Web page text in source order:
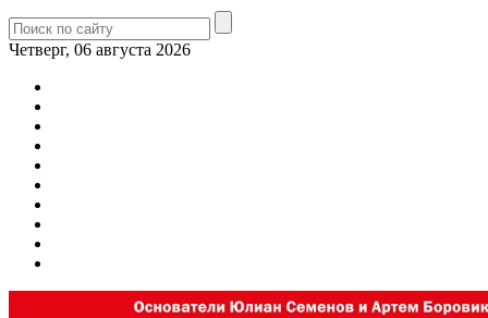
Четверг, 06 августа 2026